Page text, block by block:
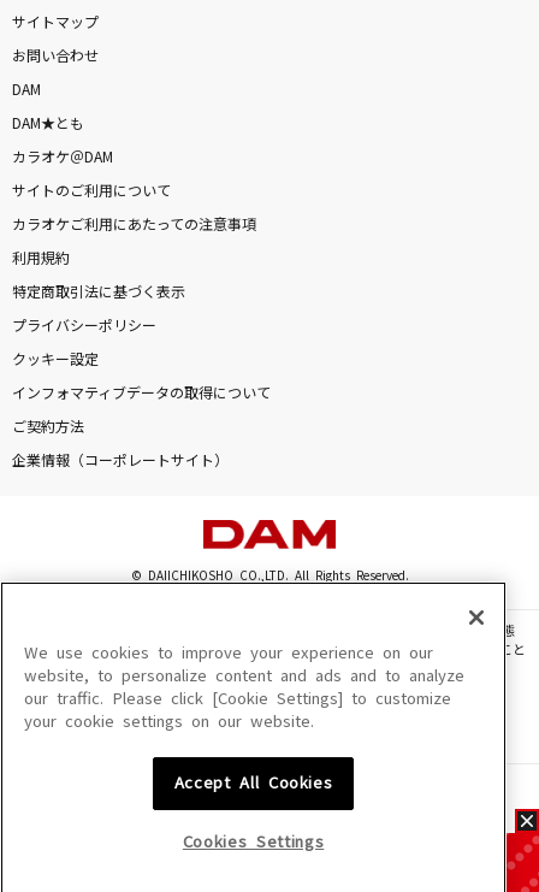
サイトマップ
お問い合わせ
DAM
DAM★とも
カラオケ＠DAM
サイトのご利用について
カラオケご利用にあたっての注意事項
利用規約
特定商取引法に基づく表示
プライバシーポリシー
クッキー設定
インフォマティブデータの取得について
ご契約方法
企業情報（コーポレートサイト）
© DAIICHIKOSHO CO.,LTD. All Rights Reserved.
このサイトに掲載されている一切の文章・画像・写真・動画・音声等を、手段や形態
を問わず、著作権法の定める範囲を超えて無断で複製、転載、ファイル化などすること
を禁じます。
楽曲及びコンテンツは、機種によりご利用いただけない場合があります。
楽曲及びコンテンツの配信日、配信内容が変更になる場合があります。
We use cookies to improve your experience on our
website, to personalize content and ads and to analyze
our traffic. Please click [Cookie Settings] to customize
your cookie settings on our website.
Accept All Cookies
Cookies Settings